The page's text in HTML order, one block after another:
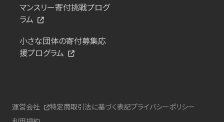
マンスリー寄付挑戦プログ
ラム
小さな団体の寄付募集応
援プログラム
運営会社 特定商取引法に基づく表記プライバシーポリシー